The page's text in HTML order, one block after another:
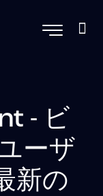
- ビ
ーザ
新の